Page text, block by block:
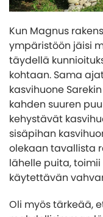
Kun Magnus
ympäristöön jäisi
täydellä
kohtaan. Sama
kasvihuone
kahden suuren
kehystävät
sisäpihan
olekaan tavallista
lähelle puita,
käytettävän
Oli myös tärkeää,